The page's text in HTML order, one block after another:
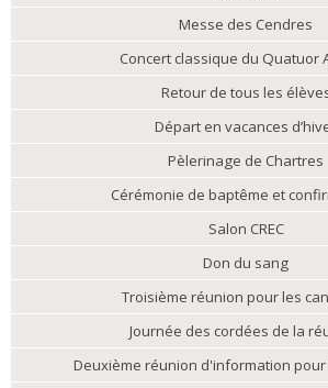
Messe des Cendres
Concert classique du Quatuor
Retour de tous les
Départ en vacances
Pèlerinage de Chartres
Cérémonie de baptême et
Salon CREC
Don du sang
Troisième réunion pour les
Journée des cordées de la
Deuxième réunion d'information